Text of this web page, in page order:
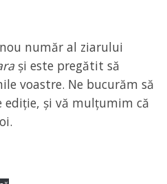
număr al ziarului
și este pregătit să
voastre. Ne bucurăm să
și vă mulțumim că